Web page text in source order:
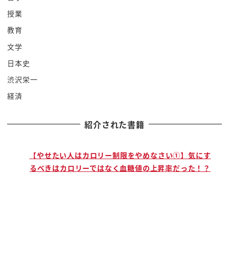
タイ王国なんですよねぇまぁなることですねこれと
日本國王っていうね発音しやすい
感じの音発音したくなるプミポン国王てね
すね
まあクリいうと王国で
で宗教で言うと仏教なんですよねはい
教のところが大きいが多いですね
ャンマーラオスカンボジアはタイ
とと思うんですね
授業
教育
文学
日本史
渋沢栄一
経済
紹介された書籍
【やせたい人はカロリー制限をやめなさい①】気にす
るべきはカロリーではなく血糖値の上昇率だった！？